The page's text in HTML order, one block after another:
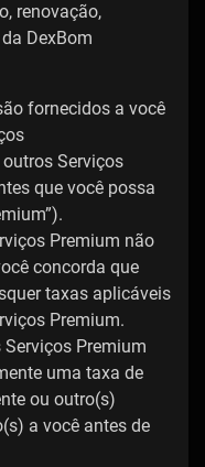
renovação,
DexBom
fornecidos a você
Serviços
que você possa
Premium não
concorda que
taxas aplicáveis
Premium.
Premium
uma taxa de
ou outro(s)
a você antes de